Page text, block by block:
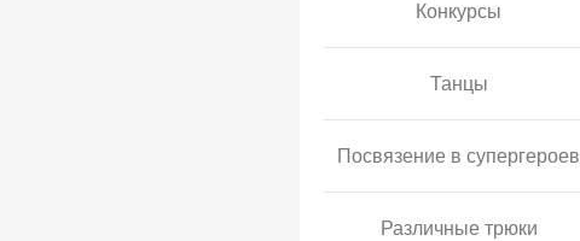
Конкурсы
Танцы
Посвязение в супергероев
Различные трюки